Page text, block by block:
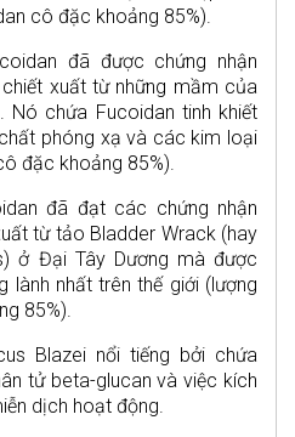
cô đặc khoảng 85%).
đã được chứng nhận
xuất từ những mầm của
Nó chứa Fucoidan tinh khiết
phóng xạ và các kim loại
đặc khoảng 85%).
đã đạt các chứng nhận
từ tảo Bladder Wrack (hay
ở Đại Tây Dương mà được
lành nhất trên thế giới (lượng
85%).
Blazei nổi tiếng bởi chứa
tử beta-glucan và việc kích
dịch hoạt động.